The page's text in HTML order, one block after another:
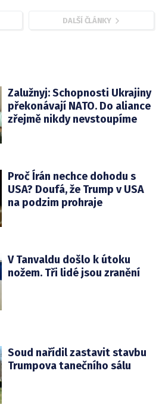
DALŠÍ ČLÁNKY
Zalužnyj: Schopnosti Ukrajiny
překonávají NATO. Do aliance
zřejmě nikdy nevstoupíme
Proč Írán nechce dohodu s
USA? Doufá, že Trump v USA
na podzim prohraje
V Tanvaldu došlo k útoku
nožem. Tři lidé jsou zranění
Soud nařídil zastavit stavbu
Trumpova tanečního sálu